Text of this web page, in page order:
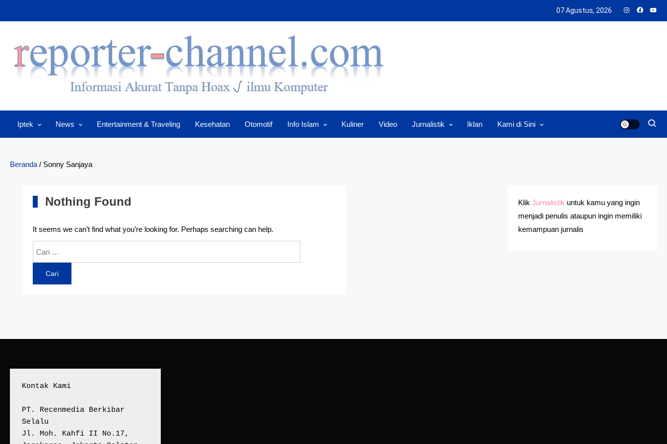
to
07 Agustus, 2026
Iptek News Entertainment & Traveling Kesehatan Otomotif Info Islam Kuliner Video Jurnalistik Iklan Kami di Sini
Beranda / Sonny Sanjaya
Nothing Found
It seems we can’t find what you’re looking for. Perhaps searching can help.
untuk:
KlikJurnalistik untuk kamu yang ingin
menjadi penulis ataupun ingin memiliki
kemampuan jurnalis
Kontak Kami
PT. Recenmedia Berkibar
Selalu
Jl. Moh. Kahfi II No.17,